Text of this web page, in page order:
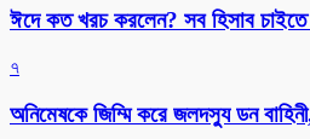
ঈদে কত খরচ করলেন? সব হিসাব
৭
অনিমেষকে জিম্মি করে জলদস্যু ডন